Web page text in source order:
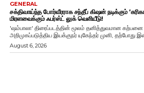
GENERAL
சக்திவாய்ந்த போர்வீரராக சந்தீப் கிஷன் நடிக்கும்
மிரளவைக்கும் ஃபர்ஸ்ட் லுக் வெளியீடு!
'ஷம்பாலா' திரைப்படத்தின் மூலம் தனித்துவமான கற்பனை
அறிமுகப்படுத்திய இயக்குநர் யுகேந்தர் முனி, தற்போது
August 6, 2026